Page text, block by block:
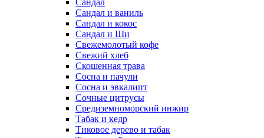
Сандал
Сандал и ваниль
Сандал и кокос
Сандал и Ши
Свежемолотый кофе
Свежий хлеб
Скошенная трава
Сосна и пачули
Сосна и эвкалипт
Сочные цитрусы
Средиземноморский инжир
Табак и кедр
Тиковое дерево и табак